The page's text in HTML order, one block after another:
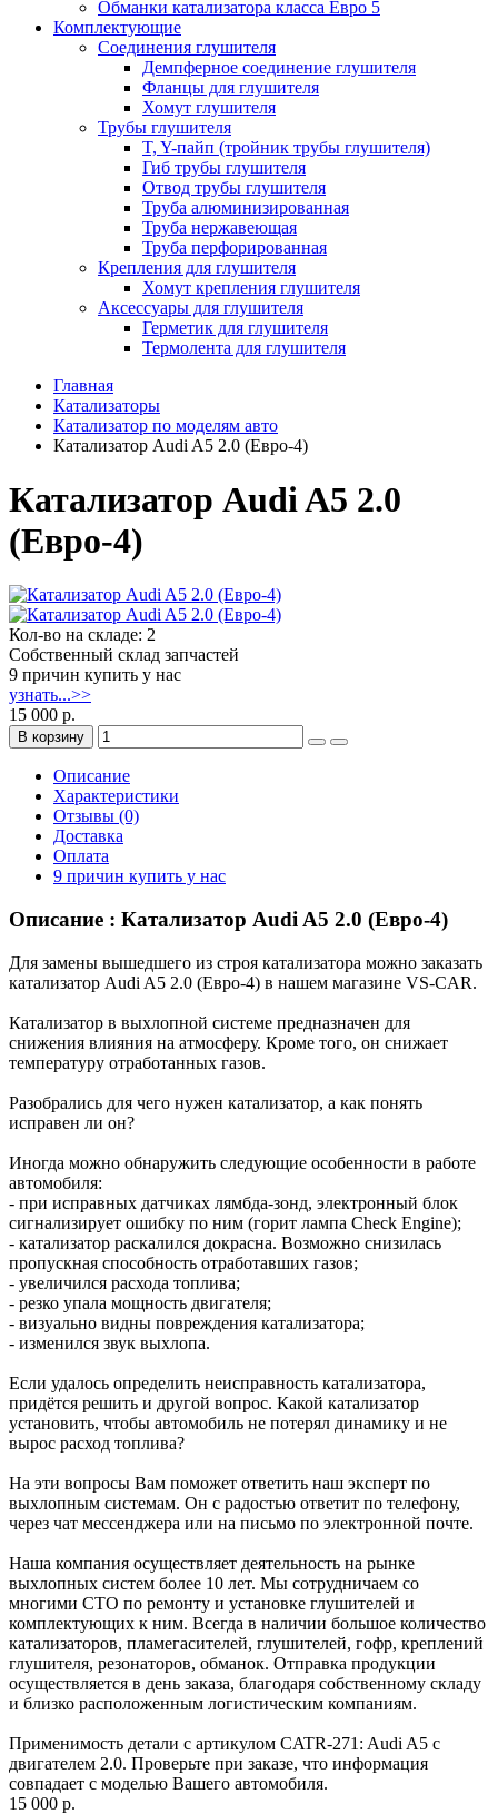
Обманки катализатора класса Евро 5
Комплектующие
Соединения глушителя
Демпферное соединение глушителя
Фланцы для глушителя
Хомут глушителя
Трубы глушителя
T, Y-пайп (тройник трубы глушителя)
Гиб трубы глушителя
Отвод трубы глушителя
Труба алюминизированная
Труба нержавеющая
Труба перфорированная
Крепления для глушителя
Хомут крепления глушителя
Аксессуары для глушителя
Герметик для глушителя
Термолента для глушителя
Главная
Катализаторы
Катализатор по моделям авто
Катализатор Audi A5 2.0 (Евро-4)
Катализатор Audi A5 2.0
(Евро-4)
Кол-во на складе: 2
Собственный склад запчастей
9 причин купить у нас
узнать...>>
15 000 р.
В корзину
Описание
Характеристики
Отзывы (0)
Доставка
Оплата
9 причин купить у нас
Описание : Катализатор Audi A5 2.0 (Евро-4)
Для замены вышедшего из строя катализатора можно заказать
катализатор Audi A5 2.0 (Евро-4) в нашем магазине VS-CAR.
Катализатор в выхлопной системе предназначен для
снижения влияния на атмосферу. Кроме того, он снижает
температуру отработанных газов.
Разобрались для чего нужен катализатор, а как понять
исправен ли он?
Иногда можно обнаружить следующие особенности в работе
автомобиля:
- при исправных датчиках лямбда-зонд, электронный блок
сигнализирует ошибку по ним (горит лампа Check Engine);
- катализатор раскалился докрасна. Возможно снизилась
пропускная способность отработавших газов;
- увеличился расхода топлива;
- резко упала мощность двигателя;
- визуально видны повреждения катализатора;
- изменился звук выхлопа.
Если удалось определить неисправность катализатора,
придётся решить и другой вопрос. Какой катализатор
установить, чтобы автомобиль не потерял динамику и не
вырос расход топлива?
На эти вопросы Вам поможет ответить наш эксперт по
выхлопным системам. Он с радостью ответит по телефону,
через чат мессенджера или на письмо по электронной почте.
Наша компания осуществляет деятельность на рынке
выхлопных систем более 10 лет. Мы сотрудничаем со
многими СТО по ремонту и установке глушителей и
комплектующих к ним. Всегда в наличии большое количество
катализаторов, пламегасителей, глушителей, гофр, креплений
глушителя, резонаторов, обманок. Отправка продукции
осуществляется в день заказа, благодаря собственному складу
и близко расположенным логистическим компаниям.
Применимость детали с артикулом CATR-271: Audi A5 с
двигателем 2.0. Проверьте при заказе, что информация
совпадает с моделью Вашего автомобиля.
15 000 р.